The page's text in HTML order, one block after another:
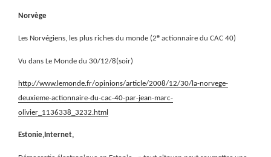
Norvège
Les Norvégiens, les plus riches du monde (2e actionnaire du CAC 40)
Vu dans Le Monde du 30/12/8(soir)
http://www.lemonde.fr/opinions/article/2008/12/30/la-norvege-
deuxieme-actionnaire-du-cac-40-par-jean-marc-
olivier_1136338_3232.html
Estonie,Internet,